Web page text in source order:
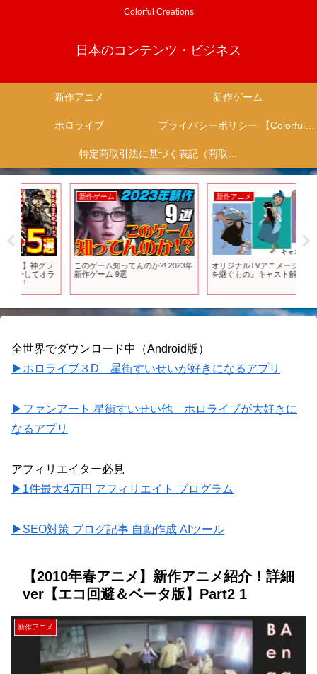
Colorful Creations
日本のコンテンツ・ビジネス
新作アニメ 新作ゲーム
ホロライブ プライバシーポリシー 【Colorful Creation】
特定商取引法に基づく表記（商取引に関する開示）
新作ゲーム
このゲーム知ってんのか?! 2023年
新作ゲーム 9選
新作アニメ
オリジナルTVアニメーション『風
を継ぐもの』キャスト解禁PV
全世界でダウンロード中（Android版）
▶ホロライブ３D 星街すいせいが好きになるアプリ
▶ファンアート 星街すいせい他 ホロライブが大好きに
なるアプリ
アフィリエイター必見
▶1件最大4万円 アフィリエイト プログラム
▶SEO対策 ブログ記事 自動作成 AIツール
【2010年春アニメ】新作アニメ紹介！詳細
ver【エコ回避＆ベータ版】Part2 1
新作アニメ